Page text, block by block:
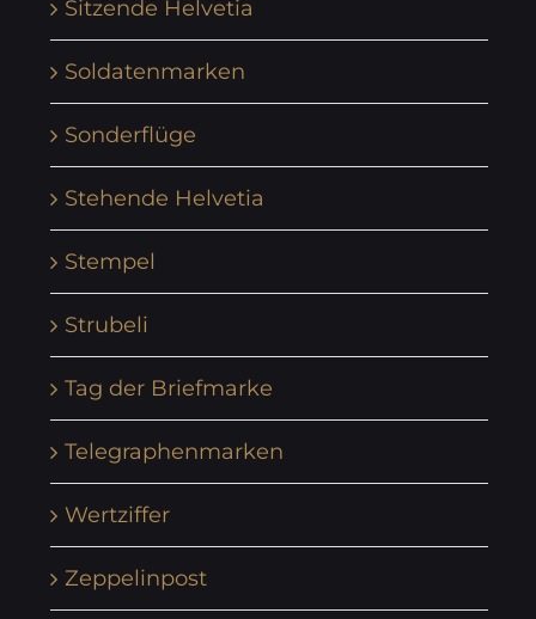
Sitzende Helvetia
Soldatenmarken
Sonderflüge
Stehende Helvetia
Stempel
Strubeli
Tag der Briefmarke
Telegraphenmarken
Wertziffer
Zeppelinpost